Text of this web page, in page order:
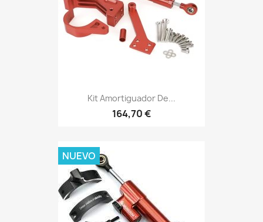
Kit Amortiguador De...
164,70 €
NUEVO